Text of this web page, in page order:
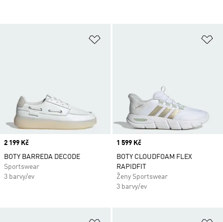
Price
2 199 Kč
BOTY BARREDA DECODE
Sportswear
3 barvy/ev
Price
1 599 Kč
BOTY CLOUDFOAM FLEX
RAPIDFIT
Ženy Sportswear
3 barvy/ev